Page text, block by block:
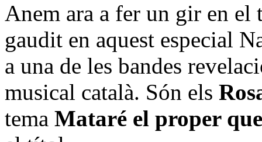
Anem ara a fer un gir en el
gaudit en aquest especial
a una de les bandes
musical català. Són els
tema Mataré el proper